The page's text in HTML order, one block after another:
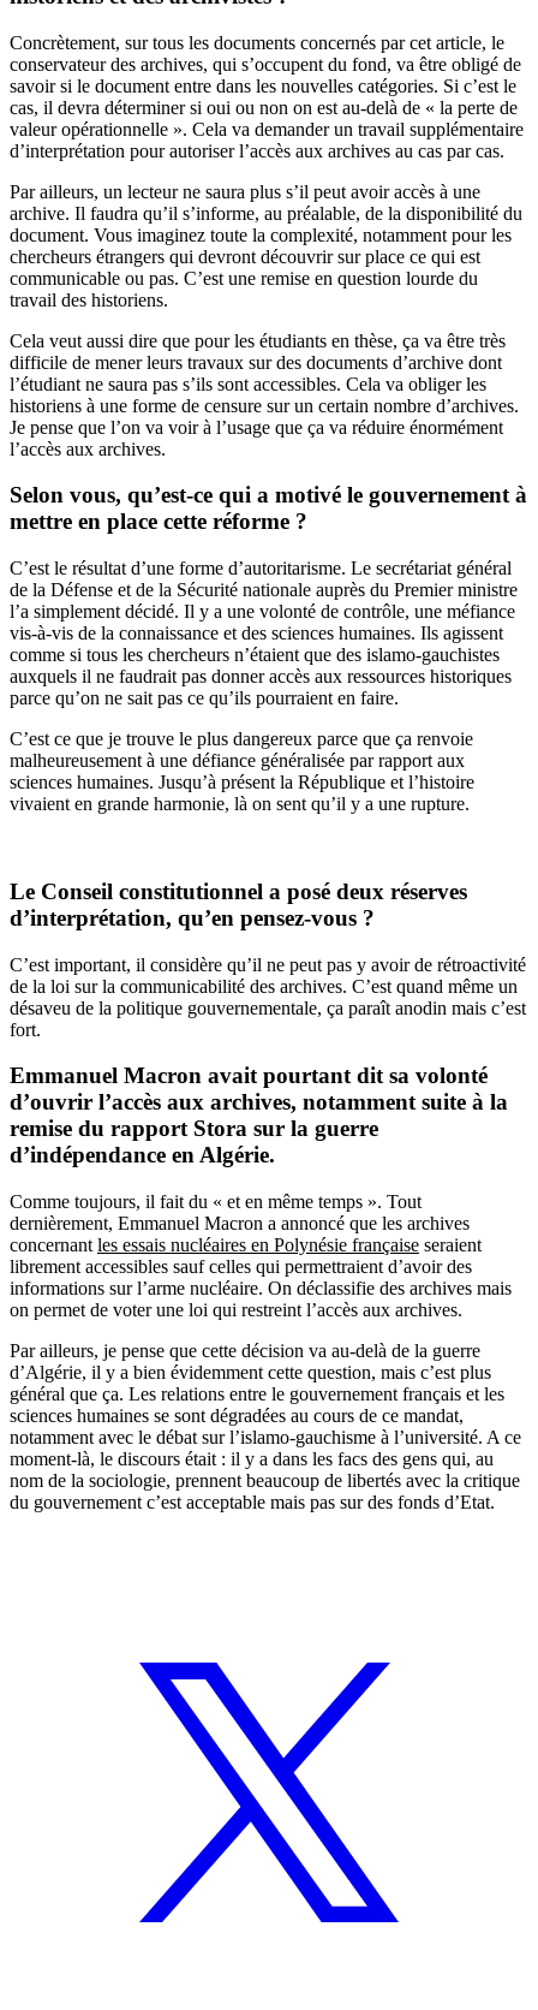
Concrètement, sur tous les documents concernés par cet article, le
conservateur des archives, qui s’occupent du fond, va être obligé de
savoir si le document entre dans les nouvelles catégories. Si c’est le
cas, il devra déterminer si oui ou non on est au-delà de « la perte de
valeur opérationnelle ». Cela va demander un travail supplémentaire
d’interprétation pour autoriser l’accès aux archives au cas par cas.
Par ailleurs, un lecteur ne saura plus s’il peut avoir accès à une
archive. Il faudra qu’il s’informe, au préalable, de la disponibilité du
document. Vous imaginez toute la complexité, notamment pour les
chercheurs étrangers qui devront découvrir sur place ce qui est
communicable ou pas. C’est une remise en question lourde du
travail des historiens.
Cela veut aussi dire que pour les étudiants en thèse, ça va être très
difficile de mener leurs travaux sur des documents d’archive dont
l’étudiant ne saura pas s’ils sont accessibles. Cela va obliger les
historiens à une forme de censure sur un certain nombre d’archives.
Je pense que l’on va voir à l’usage que ça va réduire énormément
l’accès aux archives.
Selon vous, qu’est-ce qui a motivé le gouvernement à
mettre en place cette réforme ?
C’est le résultat d’une forme d’autoritarisme. Le secrétariat général
de la Défense et de la Sécurité nationale auprès du Premier ministre
l’a simplement décidé. Il y a une volonté de contrôle, une méfiance
vis-à-vis de la connaissance et des sciences humaines. Ils agissent
comme si tous les chercheurs n’étaient que des islamo-gauchistes
auxquels il ne faudrait pas donner accès aux ressources historiques
parce qu’on ne sait pas ce qu’ils pourraient en faire.
C’est ce que je trouve le plus dangereux parce que ça renvoie
malheureusement à une défiance généralisée par rapport aux
sciences humaines. Jusqu’à présent la République et l’histoire
vivaient en grande harmonie, là on sent qu’il y a une rupture.
Le Conseil constitutionnel a posé deux réserves
d’interprétation, qu’en pensez-vous ?
C’est important, il considère qu’il ne peut pas y avoir de rétroactivité
de la loi sur la communicabilité des archives. C’est quand même un
désaveu de la politique gouvernementale, ça paraît anodin mais c’est
fort.
Emmanuel Macron avait pourtant dit sa volonté
d’ouvrir l’accès aux archives, notamment suite à la
remise du rapport Stora sur la guerre
d’indépendance en Algérie.
Comme toujours, il fait du « et en même temps ». Tout
dernièrement, Emmanuel Macron a annoncé que les archives
concernant les essais nucléaires en Polynésie française seraient
librement accessibles sauf celles qui permettraient d’avoir des
informations sur l’arme nucléaire. On déclassifie des archives mais
on permet de voter une loi qui restreint l’accès aux archives.
Par ailleurs, je pense que cette décision va au-delà de la guerre
d’Algérie, il y a bien évidemment cette question, mais c’est plus
général que ça. Les relations entre le gouvernement français et les
sciences humaines se sont dégradées au cours de ce mandat,
notamment avec le débat sur l’islamo-gauchisme à l’université. A ce
moment-là, le discours était : il y a dans les facs des gens qui, au
nom de la sociologie, prennent beaucoup de libertés avec la critique
du gouvernement c’est acceptable mais pas sur des fonds d’Etat.